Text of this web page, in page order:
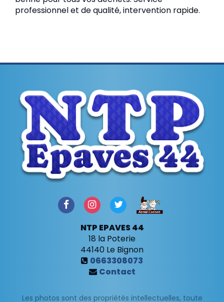
professionnel et de qualité, intervention rapide.
NTP EPAVES 44
18 la Poterie
44140 Le Bignon
0663308073
Contact
Les photos sont des propriétés intellectuelles, toute